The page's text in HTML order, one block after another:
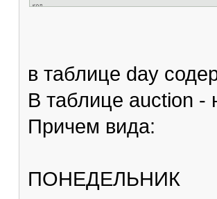
в таблице day
В таблице auction -
Причем вида:
ПОНЕДЕЛЬНИК